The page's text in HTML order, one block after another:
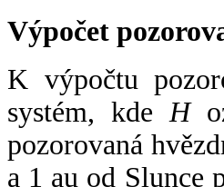
Výpočet
K výpočtu
systém, kde H
pozorovaná
a 1 au od Slunce